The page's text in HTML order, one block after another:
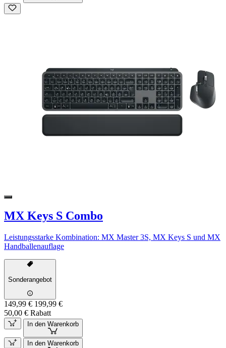
MX Keys S Combo
Leistungsstarke Kombination: MX Master 3S, MX Keys S und MX
Handballenauflage
Sonderangebot
149,99 € 199,99 €
50,00 € Rabatt
In den Warenkorb
In den Warenkorb